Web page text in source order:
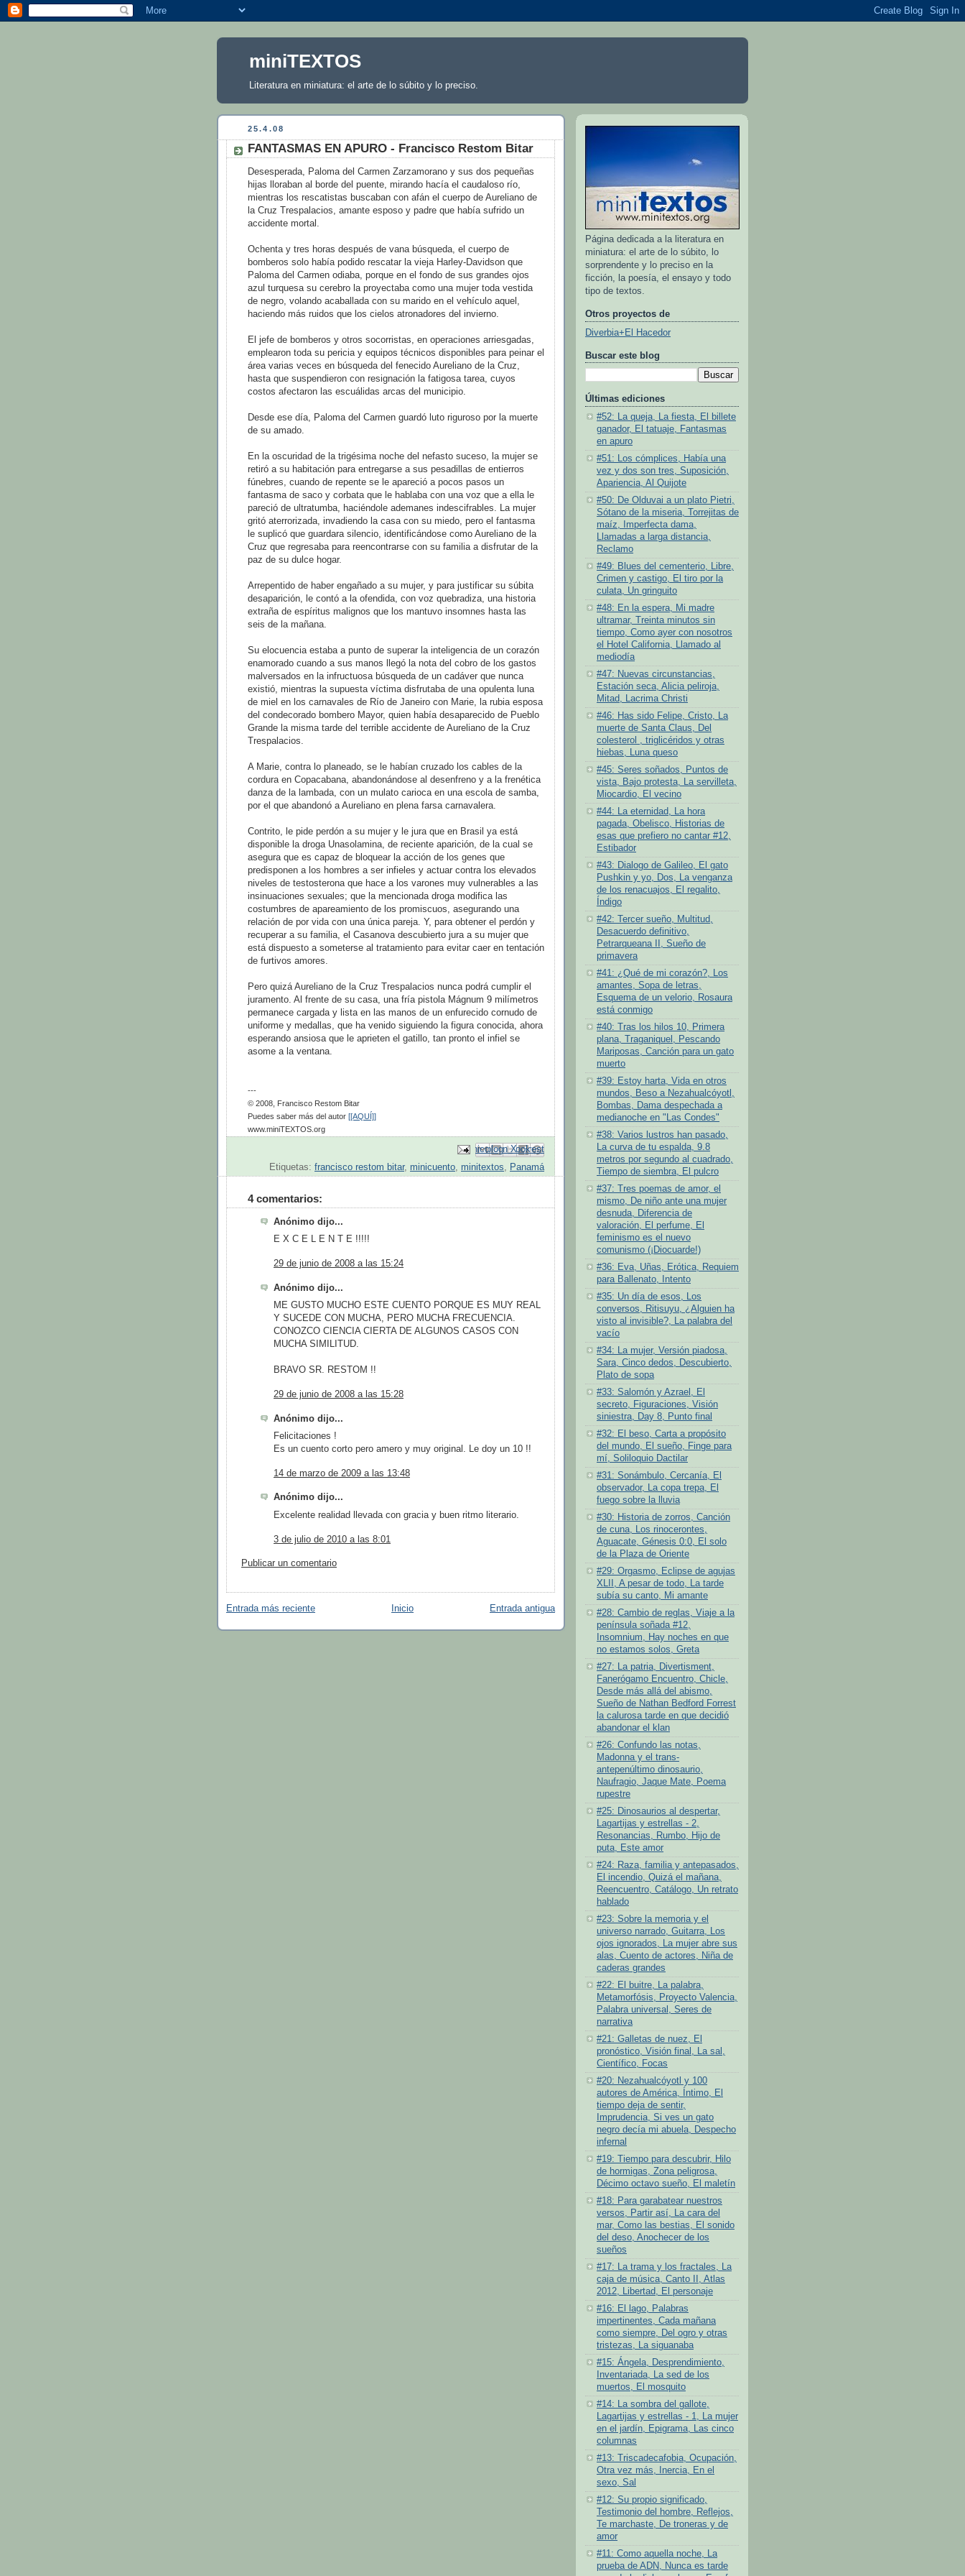
miniTEXTOS
Literatura en miniatura: el arte de lo súbito y lo preciso.
25.4.08
FANTASMAS EN APURO - Francisco Restom Bitar
Desesperada, Paloma del Carmen Zarzamorano y sus dos pequeñas
hijas lloraban al borde del puente, mirando hacía el caudaloso río,
mientras los rescatistas buscaban con afán el cuerpo de Aureliano de
la Cruz Trespalacios, amante esposo y padre que había sufrido un
accidente mortal.
Ochenta y tres horas después de vana búsqueda, el cuerpo de
bomberos solo había podido rescatar la vieja Harley-Davidson que
Paloma del Carmen odiaba, porque en el fondo de sus grandes ojos
azul turquesa su cerebro la proyectaba como una mujer toda vestida
de negro, volando acaballada con su marido en el vehículo aquel,
haciendo más ruidos que los cielos atronadores del invierno.
El jefe de bomberos y otros socorristas, en operaciones arriesgadas,
emplearon toda su pericia y equipos técnicos disponibles para peinar el
área varias veces en búsqueda del fenecido Aureliano de la Cruz,
hasta que suspendieron con resignación la fatigosa tarea, cuyos
costos afectaron las escuálidas arcas del municipio.
Desde ese día, Paloma del Carmen guardó luto riguroso por la muerte
de su amado.
En la oscuridad de la trigésima noche del nefasto suceso, la mujer se
retiró a su habitación para entregarse a sus pesadillas de entierros
fúnebres, cuando de repente se le apareció a pocos pasos un
fantasma de saco y corbata que le hablaba con una voz que a ella le
pareció de ultratumba, haciéndole ademanes indescifrables. La mujer
gritó aterrorizada, invadiendo la casa con su miedo, pero el fantasma
le suplicó que guardara silencio, identificándose como Aureliano de la
Cruz que regresaba para reencontrarse con su familia a disfrutar de la
paz de su dulce hogar.
Arrepentido de haber engañado a su mujer, y para justificar su súbita
desaparición, le contó a la ofendida, con voz quebradiza, una historia
extraña de espíritus malignos que los mantuvo insomnes hasta las
seis de la mañana.
Su elocuencia estaba a punto de superar la inteligencia de un corazón
enamorado cuando a sus manos llegó la nota del cobro de los gastos
malversados en la infructuosa búsqueda de un cadáver que nunca
existió, mientras la supuesta víctima disfrutaba de una opulenta luna
de miel en los carnavales de Río de Janeiro con Marie, la rubia esposa
del condecorado bombero Mayor, quien había desaparecido de Pueblo
Grande la misma tarde del terrible accidente de Aureliano de la Cruz
Trespalacios.
A Marie, contra lo planeado, se le habían cruzado los cables de la
cordura en Copacabana, abandonándose al desenfreno y a la frenética
danza de la lambada, con un mulato carioca en una escola de samba,
por el que abandonó a Aureliano en plena farsa carnavalera.
Contrito, le pide perdón a su mujer y le jura que en Brasil ya está
disponible la droga Unasolamina, de reciente aparición, de la cual se
asegura que es capaz de bloquear la acción de los genes que
predisponen a los hombres a ser infieles y actuar contra los elevados
niveles de testosterona que hace a los varones muy vulnerables a las
insinuaciones sexuales; que la mencionada droga modifica las
costumbres de apareamiento de los promiscuos, asegurando una
relación de por vida con una única pareja. Y, para obtener el perdón y
recuperar a su familia, el Casanova descubierto jura a su mujer que
está dispuesto a someterse al tratamiento para evitar caer en tentación
de furtivos amores.
Pero quizá Aureliano de la Cruz Trespalacios nunca podrá cumplir el
juramento. Al frente de su casa, una fría pistola Mágnum 9 milímetros
permanece cargada y lista en las manos de un enfurecido cornudo de
uniforme y medallas, que ha venido siguiendo la figura conocida, ahora
esperando ansiosa que le aprieten el gatillo, tan pronto el infiel se
asome a la ventana.
---
© 2008, Francisco Restom Bitar
Puedes saber más del autor [[AQUÍ]]
www.miniTEXTOS.org
Enviar por correo electrónico
Escribe un blog
Compartir en X
Compartir con Facebook
Compartir en Pinterest
Etiquetas: francisco restom bitar, minicuento, minitextos, Panamá
4 comentarios:
Anónimo dijo...
E X C E L E N T E !!!!!
29 de junio de 2008 a las 15:24
Anónimo dijo...
ME GUSTO MUCHO ESTE CUENTO PORQUE ES MUY REAL
Y SUCEDE CON MUCHA, PERO MUCHA FRECUENCIA.
CONOZCO CIENCIA CIERTA DE ALGUNOS CASOS CON
MUCHA SIMILITUD.
BRAVO SR. RESTOM !!
29 de junio de 2008 a las 15:28
Anónimo dijo...
Felicitaciones !
Es un cuento corto pero amero y muy original. Le doy un 10 !!
14 de marzo de 2009 a las 13:48
Anónimo dijo...
Excelente realidad llevada con gracia y buen ritmo literario.
3 de julio de 2010 a las 8:01
Publicar un comentario
Entrada más reciente Entrada antigua
Inicio
Página dedicada a la literatura en
miniatura: el arte de lo súbito, lo
sorprendente y lo preciso en la
ficción, la poesía, el ensayo y todo
tipo de textos.
Otros proyectos de
Diverbia+El Hacedor
Buscar este blog
Últimas ediciones
#52: La queja, La fiesta, El billete
ganador, El tatuaje, Fantasmas
en apuro
#51: Los cómplices, Había una
vez y dos son tres, Suposición,
Apariencia, Al Quijote
#50: De Olduvai a un plato Pietri,
Sótano de la miseria, Torrejitas de
maíz, Imperfecta dama,
Llamadas a larga distancia,
Reclamo
#49: Blues del cementerio, Libre,
Crimen y castigo, El tiro por la
culata, Un gringuito
#48: En la espera, Mi madre
ultramar, Treinta minutos sin
tiempo, Como ayer con nosotros
el Hotel California, Llamado al
mediodía
#47: Nuevas circunstancias,
Estación seca, Alicia peliroja,
Mitad, Lacrima Christi
#46: Has sido Felipe, Cristo, La
muerte de Santa Claus, Del
colesterol , triglicéridos y otras
hiebas, Luna queso
#45: Seres soñados, Puntos de
vista, Bajo protesta, La servilleta,
Miocardio, El vecino
#44: La eternidad, La hora
pagada, Obelisco, Historias de
esas que prefiero no cantar #12,
Estibador
#43: Dialogo de Galileo, El gato
Pushkin y yo, Dos, La venganza
de los renacuajos, El regalito,
Índigo
#42: Tercer sueño, Multitud,
Desacuerdo definitivo,
Petrarqueana II, Sueño de
primavera
#41: ¿Qué de mi corazón?, Los
amantes, Sopa de letras,
Esquema de un velorio, Rosaura
está conmigo
#40: Tras los hilos 10, Primera
plana, Traganiquel, Pescando
Mariposas, Canción para un gato
muerto
#39: Estoy harta, Vida en otros
mundos, Beso a Nezahualcóyotl,
Bombas, Dama despechada a
medianoche en "Las Condes"
#38: Varios lustros han pasado,
La curva de tu espalda, 9.8
metros por segundo al cuadrado,
Tiempo de siembra, El pulcro
#37: Tres poemas de amor, el
mismo, De niño ante una mujer
desnuda, Diferencia de
valoración, El perfume, El
feminismo es el nuevo
comunismo (¡Diocuarde!)
#36: Eva, Uñas, Erótica, Requiem
para Ballenato, Intento
#35: Un día de esos, Los
conversos, Ritisuyu, ¿Alguien ha
visto al invisible?, La palabra del
vacío
#34: La mujer, Versión piadosa,
Sara, Cinco dedos, Descubierto,
Plato de sopa
#33: Salomón y Azrael, El
secreto, Figuraciones, Visión
siniestra, Day 8, Punto final
#32: El beso, Carta a propósito
del mundo, El sueño, Finge para
mí, Soliloquio Dactilar
#31: Sonámbulo, Cercanía, El
observador, La copa trepa, El
fuego sobre la lluvia
#30: Historia de zorros, Canción
de cuna, Los rinocerontes,
Aguacate, Génesis 0:0, El solo
de la Plaza de Oriente
#29: Orgasmo, Eclipse de agujas
XLII, A pesar de todo, La tarde
subía su canto, Mi amante
#28: Cambio de reglas, Viaje a la
península soñada #12,
Insomnium, Hay noches en que
no estamos solos, Greta
#27: La patria, Divertisment,
Fanerógamo Encuentro, Chicle,
Desde más allá del abismo,
Sueño de Nathan Bedford Forrest
la calurosa tarde en que decidió
abandonar el klan
#26: Confundo las notas,
Madonna y el trans-
antepenúltimo dinosaurio,
Naufragio, Jaque Mate, Poema
rupestre
#25: Dinosaurios al despertar,
Lagartijas y estrellas - 2,
Resonancias, Rumbo, Hijo de
puta, Este amor
#24: Raza, familia y antepasados,
El incendio, Quizá el mañana,
Reencuentro, Catálogo, Un retrato
hablado
#23: Sobre la memoria y el
universo narrado, Guitarra, Los
ojos ignorados, La mujer abre sus
alas, Cuento de actores, Niña de
caderas grandes
#22: El buitre, La palabra,
Metamorfósis, Proyecto Valencia,
Palabra universal, Seres de
narrativa
#21: Galletas de nuez, El
pronóstico, Visión final, La sal,
Científico, Focas
#20: Nezahualcóyotl y 100
autores de América, Íntimo, El
tiempo deja de sentir,
Imprudencia, Si ves un gato
negro decía mi abuela, Despecho
infernal
#19: Tiempo para descubrir, Hilo
de hormigas, Zona peligrosa,
Décimo octavo sueño, El maletín
#18: Para garabatear nuestros
versos, Partir así, La cara del
mar, Como las bestias, El sonido
del deso, Anochecer de los
sueños
#17: La trama y los fractales, La
caja de música, Canto II, Atlas
2012, Libertad, El personaje
#16: El lago, Palabras
impertinentes, Cada mañana
como siempre, Del ogro y otras
tristezas, La siguanaba
#15: Ángela, Desprendimiento,
Inventariada, La sed de los
muertos, El mosquito
#14: La sombra del gallote,
Lagartijas y estrellas - 1, La mujer
en el jardín, Epigrama, Las cinco
columnas
#13: Triscadecafobia, Ocupación,
Otra vez más, Inercia, En el
sexo, Sal
#12: Su propio significado,
Testimonio del hombre, Reflejos,
Te marchaste, De troneras y de
amor
#11: Como aquella noche, La
prueba de ADN, Nunca es tarde